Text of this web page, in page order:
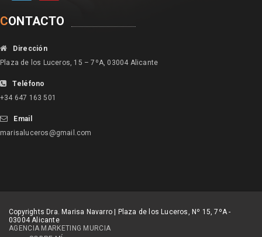
CONTACTO
Dirección
Plaza de los Luceros, 15 – 7ºA, 03004 Alicante
Teléfono
+34 647 163 501
Email
marisaluceros@gmail.com
Copyrights Dra. Marisa Navarro | Plaza de los Luceros, Nº 15, 7ºA -
03004 Alicante
AGENCIA MARKETING MURCIA